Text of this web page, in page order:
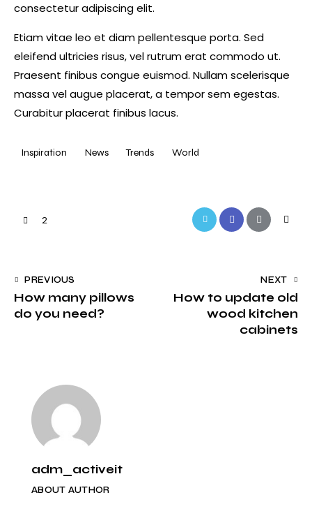
consectetur adipiscing elit.
Etiam vitae leo et diam pellentesque porta. Sed
eleifend ultricies risus, vel rutrum erat commodo ut.
Praesent finibus congue euismod. Nullam scelerisque
massa vel augue placerat, a tempor sem egestas.
Curabitur placerat finibus lacus.
Inspiration News Trends World
2
Twitter-FacebookShare-Copy
Navegação
de
artigos
PREVIOUS
How many pillows
do you need?
NEXT
How to update old
wood kitchen
cabinets
adm_activeit
ABOUT AUTHOR